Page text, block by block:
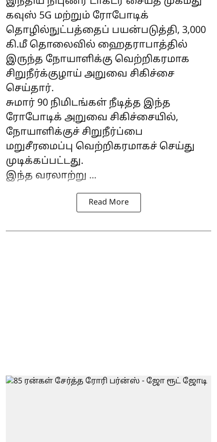
கவுஸ் 5G மற்றும் ரோபோடிக்
தொழில்நுட்பத்தைப் பயன்படுத்தி, 3,000
கி.மீ தொலைவில் ஹைதராபாத்தில்
இருந்த நோயாளிக்கு வெற்றிகரமாக
சிறுநீர்க்குழாய் அறுவை சிகிச்சை
செய்தார்.
சுமார் 90 நிமிடங்கள் நீடித்த இந்த
ரோபோடிக் அறுவை சிகிச்சையில்,
நோயாளிக்குச் சிறுநீர்ப்பை
மறுசீரமைப்பு வெற்றிகரமாகச் செய்து
முடிக்கப்பட்டது.
இந்த வரலாற்று ...
Read More